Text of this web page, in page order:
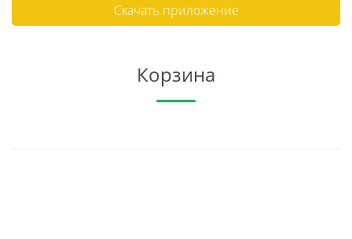
Скачать приложение
Корзина